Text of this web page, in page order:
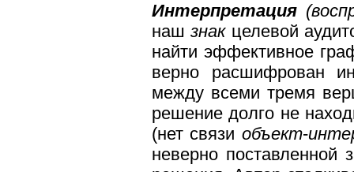
Интерпретация
нашзнакцелевой
найти эффективное
верно расшифрован
между всеми тремя
решение долго не
(нет связи объект-
неверно